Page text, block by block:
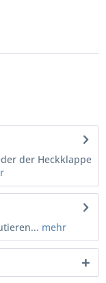
der Heckklappe
mehr